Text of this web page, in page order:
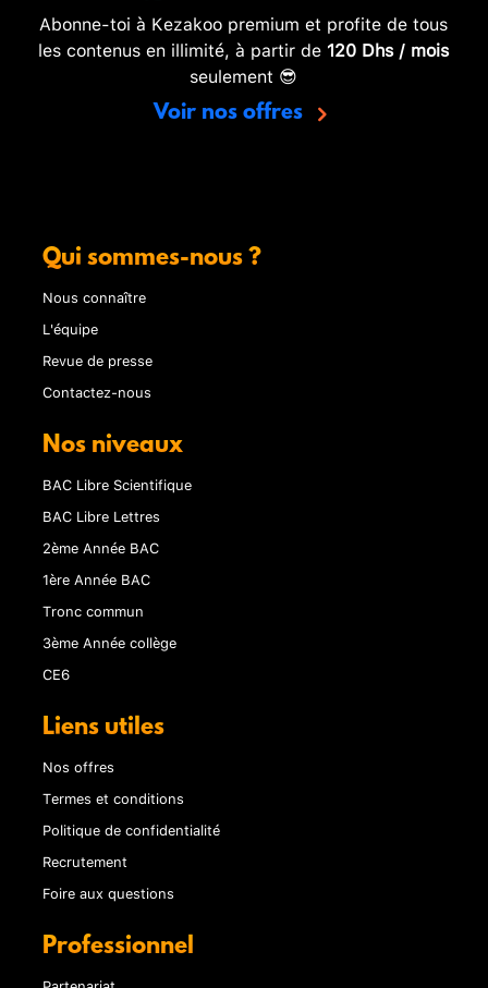
Abonne-toi à Kezakoo premium et profite de tous
les contenus en illimité, à partir de 120 Dhs / mois
seulement 😎
Voir nos offres
Qui sommes-nous ?
Nous connaître
L'équipe
Revue de presse
Contactez-nous
Nos niveaux
BAC Libre Scientifique
BAC Libre Lettres
2ème Année BAC
1ère Année BAC
Tronc commun
3ème Année collège
CE6
Liens utiles
Nos offres
Termes et conditions
Politique de confidentialité
Recrutement
Foire aux questions
Professionnel